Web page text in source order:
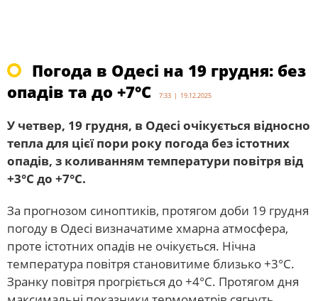
Погода в Одесі на 19 грудня: без
опадів та до +7°С
7:33 | 19.12.2025
У четвер, 19 грудня, в Одесі очікується відносно
тепла для цієї пори року погода без істотних
опадів, з коливанням температури повітря від
+3°С до +7°С.
За прогнозом синоптиків, протягом доби 19 грудня
погоду в Одесі визначатиме хмарна атмосфера,
проте істотних опадів не очікується. Нічна
температура повітря становитиме близько +3°С.
Зранку повітря прогріється до +4°С. Протягом дня